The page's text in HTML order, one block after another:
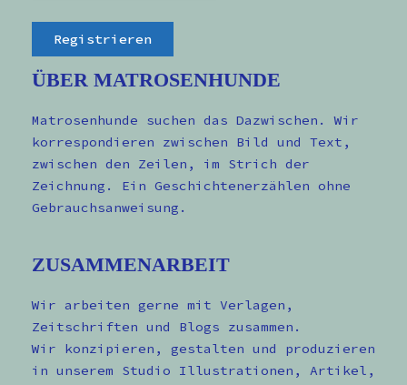
ÜBER MATROSENHUNDE
Matrosenhunde suchen das Dazwischen. Wir
korrespondieren zwischen Bild und Text,
zwischen den Zeilen, im Strich der
Zeichnung. Ein Geschichtenerzählen ohne
Gebrauchsanweisung.
ZUSAMMENARBEIT
Wir arbeiten gerne mit Verlagen,
Zeitschriften und Blogs zusammen.
Wir konzipieren, gestalten und produzieren
in unserem Studio Illustrationen, Artikel,